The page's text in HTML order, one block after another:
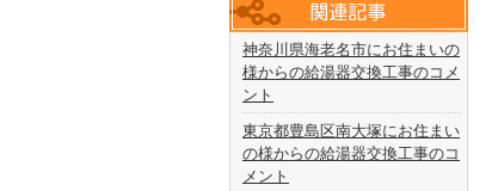
神奈川県海老名市にお住まいの
様からの給湯器交換工事のコメ
ント
東京都豊島区南大塚にお住まい
の様からの給湯器交換工事のコ
メント